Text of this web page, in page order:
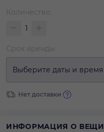
Количество
Срок аренды
Выберите даты и время
Нет доставки
ИНФОРМАЦИЯ О ВЕЩИ